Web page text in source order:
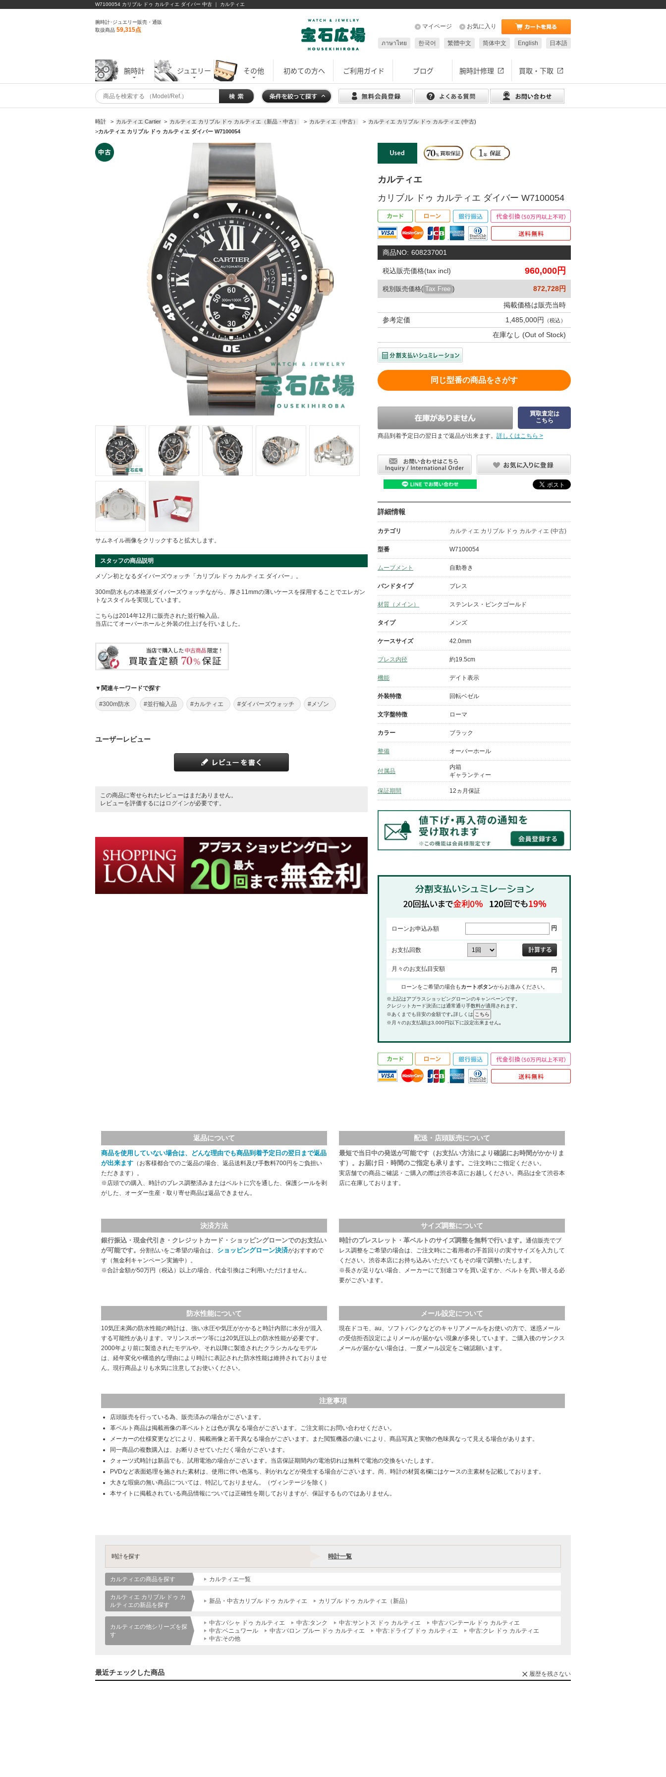
W7100054 カリブル ドゥ カルティエ ダイバー 中古 ｜ カルティエ
腕時計･ジュエリー販売・通販
取扱商品 59,315点 お気に入り
マイページ
日本語
English
简体中文
繁體中文
한국어
ภาษาไทย
腕時計 ジュエリー その他 初めての方へ ご利用ガイド ブログ 腕時計修理 買取・下取
時計 > カルティエ Cartier > カルティエ カリブル ドゥ カルティエ（新品・中古） > カルティエ（中古） > カルティエ カリブル ドゥ カルティエ (中古)
>カルティエ カリブル ドゥ カルティエ ダイバー W7100054
サムネイル画像をクリックすると拡大します。
スタッフの商品説明
メゾン初となるダイバーズウォッチ「カリブル ドゥ カルティエ ダイバー」。
300m防水もの本格派ダイバーズウォッチながら、厚さ11mmの薄いケースを採用することでエレガン
トなスタイルを実現しています。
こちらは2014年12月に販売された並行輸入品。
当店にてオーバーホールと外装の仕上げを行いました。
▼関連キーワードで探す
#300m防水 #並行輸入品 #カルティエ #ダイバーズウォッチ #メゾン
ユーザーレビュー
この商品に寄せられたレビューはまだありません。
レビューを評価するには ログインが必要です。
カルティエ
カリブル ドゥ カルティエ ダイバー W7100054
商品NO: 608237001
税込販売価格(tax incl) 960,000円
税別販売価格( Tax Free ) 872,728円
掲載価格は販売当時
参考定価
1,485,000円 （税込）
在庫なし (Out of Stock)
同じ型番の商品をさがす
買取査定は
こちら
商品到着予定日の翌日まで返品が出来ます。 詳しくはこちら >
詳細情報
カテゴリ カルティエ カリブル ドゥ カルティエ (中古)
型番 W7100054
ムーブメント 自動巻き
バンドタイプ ブレス
材質（メイン） ステンレス・ピンクゴールド
タイプ メンズ
ケースサイズ 42.0mm
ブレス内径 約19.5cm
機能 デイト表示
外装特徴 回転ベゼル
文字盤特徴 ローマ
カラー ブラック
整備 オーバーホール
付属品
内箱
ギャランティー
保証期間 12ヵ月保証
ローンお申込み額 円
お支払回数
月々のお支払目安額 円
ローンをご希望の場合もカートボタンからお進みください。
※上記はアプラスショッピングローンのキャンペーンです。
クレジットカード決済には通常通り手数料が適用されます。
※あくまでも目安の金額です｡詳しくは
※月々のお支払額は3,000円以下に設定出来ません｡
返品について
商品を使用していない場合は、どんな理由でも商品到着予定日の翌日まで返品
が出来ます （お客様都合でのご返品の場合、返品送料及び手数料700円をご負担い
ただきます）。
※店頭での購入、時計のブレス調整済みまたはベルトに穴を通した、保護シールを剥
がした、オーダー生産・取り寄せ商品は返品できません。
配送・店頭販売について
最短で当日中の発送が可能です（お支払い方法により確認にお時間がかかりま
す）。お届け日・時間のご指定も承ります。
ご注文時にご指定ください。
実店舗での商品ご確認・ご購入の際は渋谷本店にお越しください。商品は全て渋谷本
店に在庫しております。
決済方法
銀行振込・現金代引き・クレジットカード・ショッピングローンでのお支払い
が可能です。 分割払いをご希望の場合は、 ショッピングローン決済がおすすめで
す（無金利キャンペーン実施中）。
※合計金額が50万円（税込）以上の場合、代金引換はご利用いただけません。
サイズ調整について
時計のブレスレット・革ベルトのサイズ調整を無料で行います。 通信販売でブ
レス調整をご希望の場合は、ご注文時にご着用者の手首回りの実寸サイズを入力して
ください。渋谷本店にお持ち込みいただいてもその場で調整いたします。
※長さが足りない場合、メーカーにて別途コマを買い足すか、ベルトを買い替える必
要がございます。
防水性能について
10気圧未満の防水性能の時計は、強い水圧や気圧がかかると時計内部に水分が混入
する可能性があります。マリンスポーツ等には20気圧以上の防水性能が必要です。
2000年より前に製造されたモデルや、それ以降に製造されたクラシカルなモデル
は、経年変化や構造的な理由により時計に表記された防水性能は維持されておりませ
ん。現行商品よりも水気に注意してお使いください。
メール設定について
現在ドコモ、au、ソフトバンクなどのキャリアメールをお使いの方で、迷惑メール
の受信拒否設定によりメールが届かない現象が多発しています。ご購入後のサンクス
メールが届かない場合は、一度メール設定をご確認願います。
注意事項
店頭販売を行っている為、販売済みの場合がございます。
革ベルト商品は掲載画像の革ベルトとは色が異なる場合がございます。ご注文前にお問い合わせください。
メーカーの仕様変更などにより、掲載画像と若干異なる場合がございます。また閲覧機器の違いにより、商品写真と実物の色味異なって見える場合があります。
同一商品の複数購入は、お断りさせていただく場合がございます。
クォーツ式時計は新品でも、試用電池の場合がございます。当店保証期間内の電池切れは無料で電池の交換をいたします。
PVDなど表面処理を施された素材は、使用に伴い色落ち、剥がれなどが発生する場合がございます。尚、時計の材質名欄にはケースの主素材を記載しております。
大きな瑕疵の無い商品については、特記しておりません。（ヴィンテージを除く）
本サイトに掲載されている商品情報については正確性を期しておりますが、保証するものではありません。
時計を探す 時計一覧
カルティエの商品を探す カルティエ一覧
カルティエ カリブル ドゥ カ
ルティエの新品を探す
新品・中古カリブル ドゥ カルティエ カリブル ドゥ カルティエ（新品）
カルティエの他シリーズを探
す
中古:パシャ ドゥ カルティエ 中古:タンク 中古:サントス ドゥ カルティエ
中古:パンテール ドゥ カルティエ
中古:ベニュワール
中古:バロン ブルー ドゥ カルティエ 中古:ドライブ ドゥ カルティエ
中古:クレ ドゥ カルティエ
中古:その他
最近チェックした商品 履歴を残さない